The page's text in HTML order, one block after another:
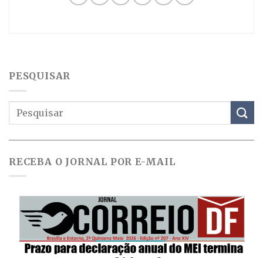
PESQUISAR
RECEBA O JORNAL POR E-MAIL